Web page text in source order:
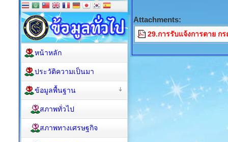
Attachments:
29.การรับแจ้งการตาย
หน้าหลัก
ประวัติความเป็นมา
ข้อมูลพื้นฐาน
สภาพทั่วไป
สภาพทางเศรษฐกิจ